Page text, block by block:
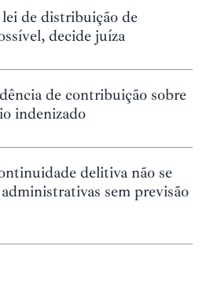
de distribuição de
decide juíza
de contribuição sobre
indenizado
delitiva não se
sem previsão